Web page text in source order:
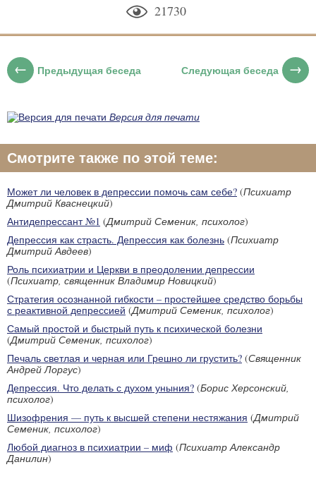
21730
Предыдущая беседа Следующая беседа
Версия для печати
Смотрите также по этой теме:
Может ли человек в депрессии помочь сам себе? (Психиатр
Дмитрий Кваснецкий)
Антидепрессант №1 (Дмитрий Семеник, психолог)
Депрессия как страсть. Депрессия как болезнь (Психиатр
Дмитрий Авдеев)
Роль психиатрии и Церкви в преодолении депрессии
(Психиатр, священник Владимир Новицкий)
Стратегия осознанной гибкости – простейшее средство борьбы
с реактивной депрессией (Дмитрий Семеник, психолог)
Самый простой и быстрый путь к психической болезни
(Дмитрий Семеник, психолог)
Печаль светлая и черная или Грешно ли грустить? (Священник
Андрей Лоргус)
Депрессия. Что делать с духом уныния? (Борис Херсонский,
психолог)
Шизофрения — путь к высшей степени нестяжания (Дмитрий
Семеник, психолог)
Любой диагноз в психиатрии – миф (Психиатр Александр
Данилин)